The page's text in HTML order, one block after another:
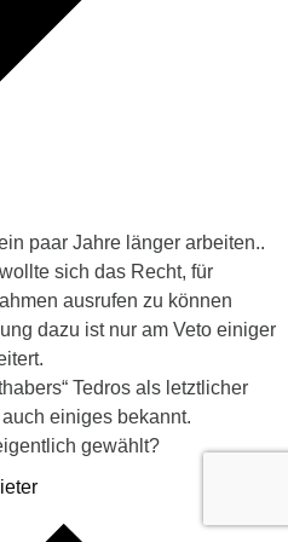
paar Jahre länger arbeiten..
sich das Recht, für
ausrufen zu können
dazu ist nur am Veto einiger
Tedros als letztlicher
einiges bekannt.
gewählt?